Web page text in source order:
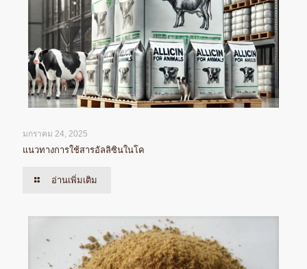
มกราคม 24, 2025
แนวทางการใช้สารอัลลิซินในโค
อ่านเพิ่มเติม